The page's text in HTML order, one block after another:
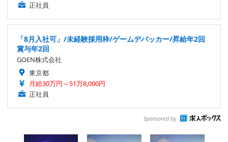
正社員
「8月入社可」/未経験採用枠/ゲームデバッカー/昇給年2回
賞与年2回
GOEN株式会社
東京都
月給30万円～51万8,000円
正社員
Sponsored by